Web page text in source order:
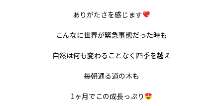
ありがたさを感じます
こんなに世界が緊急事態だった時も
自然は何も変わることなく四季を越え
毎朝通る道の木も
1ヶ月でこの成長っぷり